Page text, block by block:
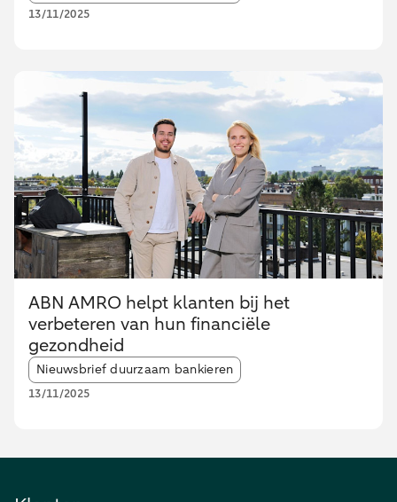
13/11/2025
ABN AMRO helpt klanten bij het
verbeteren van hun financiële
gezondheid
Article tags:
Nieuwsbrief duurzaam bankieren
13/11/2025